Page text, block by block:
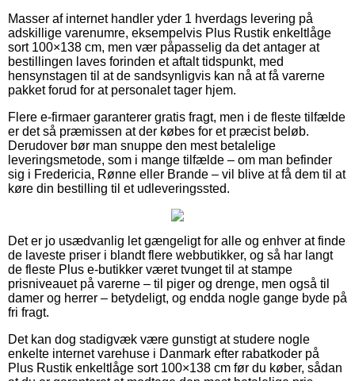
Masser af internet handler yder 1 hverdags levering på
adskillige varenumre, eksempelvis Plus Rustik enkeltlåge
sort 100×138 cm, men vær påpasselig da det antager at
bestillingen laves forinden et aftalt tidspunkt, med
hensynstagen til at de sandsynligvis kan nå at få varerne
pakket forud for at personalet tager hjem.
Flere e-firmaer garanterer gratis fragt, men i de fleste tilfælde
er det så præmissen at der købes for et præcist beløb.
Derudover bør man snuppe den mest betalelige
leveringsmetode, som i mange tilfælde – om man befinder
sig i Fredericia, Rønne eller Brande – vil blive at få dem til at
køre din bestilling til et udleveringssted.
Det er jo usædvanlig let gængeligt for alle og enhver at finde
de laveste priser i blandt flere webbutikker, og så har langt
de fleste Plus e-butikker været tvunget til at stampe
prisniveauet på varerne – til piger og drenge, men også til
damer og herrer – betydeligt, og endda nogle gange byde på
fri fragt.
Det kan dog stadigvæk være gunstigt at studere nogle
enkelte internet varehuse i Danmark efter rabatkoder på
Plus Rustik enkeltlåge sort 100×138 cm før du køber, sådan